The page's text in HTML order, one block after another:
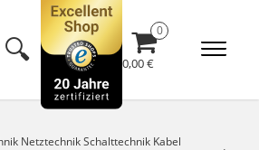
🔍︎ 0,00 €
Netztechnik Schalttechnik Kabel